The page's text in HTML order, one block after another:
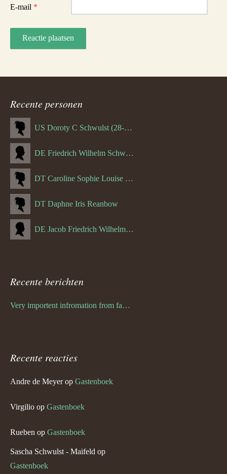
E-mail *
Recente personen
US Doroty C Schwulst (28-12-1919)
DE Friedrich Wilhelm Schwulst
DT Caroline Sophie Louise Schreuder born Schwulst (13-05-1866)
DT Daphne Iris Reanbow
DE Jacob Friedrich Wilhelm Hurth
Recente berichten
Very importent infromation from family Schwulst
Recente reacties
Andre de Meyerop Gastenboek
Virgilio op Gastenboek
Rueben op Gastenboek
Sascha Schwulst - Maifeld op
Gastenboek